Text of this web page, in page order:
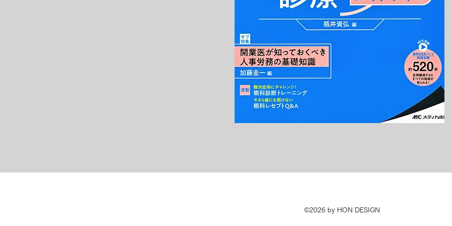
©2026 by HON DESIGN